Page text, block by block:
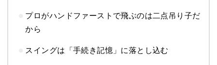
プロがハンドファーストで飛ぶのは二点吊り子だ
から
スイングは「手続き記憶」に落とし込む